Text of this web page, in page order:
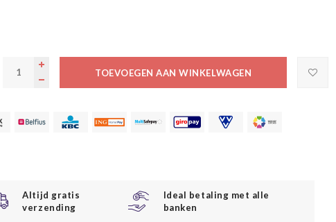
TOEVOEGEN AAN WINKELWAGEN
Altijd gratis
verzending
Ideal betaling met alle
banken